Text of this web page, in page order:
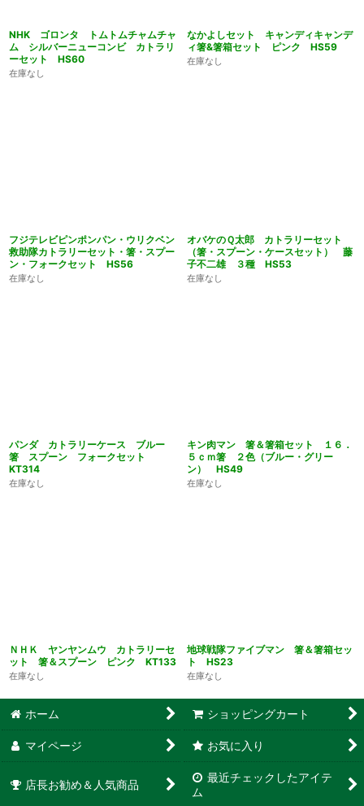
NHK ゴロンタ トムトムチャムチャ
ム シルバーニューコンビ カトラリ
ーセット HS60
在庫なし
なかよしセット キャンディキャンデ
ィ箸&箸箱セット ピンク HS59
在庫なし
フジテレビピンポンパン・ウリクベン
救助隊カトラリーセット・箸・スプー
ン・フォークセット HS56
在庫なし
オバケのＱ太郎 カトラリーセット
（箸・スプーン・ケースセット） 藤
子不二雄 ３種 HS53
在庫なし
パンダ カトラリーケース ブルー
箸 スプーン フォークセット
KT314
在庫なし
キン肉マン 箸＆箸箱セット １６．
５ｃｍ箸 ２色（ブルー・グリー
ン） HS49
在庫なし
ＮＨＫ ヤンヤンムウ カトラリーセ
ット 箸＆スプーン ピンク KT133
在庫なし
地球戦隊ファイブマン 箸＆箸箱セッ
ト HS23
在庫なし
ホーム ショッピングカート
マイページ お気に入り
店長お勧め＆人気商品
最近チェックしたアイテ
ム